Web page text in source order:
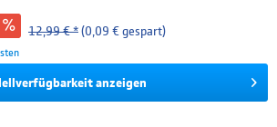
12,99 € *(0,09 € gespart)
anzeigen